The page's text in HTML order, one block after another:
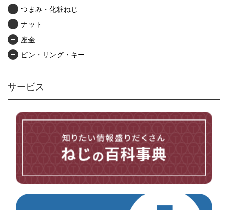
つまみ・化粧ねじ
ナット
座金
ピン・リング・キー
アンカー・プラグ
ユニファイねじ
いたずら防止ねじ
その他ねじ
便利品
サービス